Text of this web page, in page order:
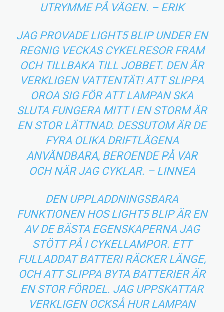
UTRYMME PÅ VÄGEN. – ERIK
JAG PROVADE LIGHT5 BLIP UNDER EN
REGNIG VECKAS CYKELRESOR FRAM
OCH TILLBAKA TILL JOBBET. DEN ÄR
VERKLIGEN VATTENTÄT! ATT SLIPPA
OROA SIG FÖR ATT LAMPAN SKA
SLUTA FUNGERA MITT I EN STORM ÄR
EN STOR LÄTTNAD. DESSUTOM ÄR DE
FYRA OLIKA DRIFTLÄGENA
ANVÄNDBARA, BEROENDE PÅ VAR
OCH NÄR JAG CYKLAR. – LINNEA
DEN UPPLADDNINGSBARA
FUNKTIONEN HOS LIGHT5 BLIP ÄR EN
AV DE BÄSTA EGENSKAPERNA JAG
STÖTT PÅ I CYKELLAMPOR. ETT
FULLADDAT BATTERI RÄCKER LÄNGE,
OCH ATT SLIPPA BYTA BATTERIER ÄR
EN STOR FÖRDEL. JAG UPPSKATTAR
VERKLIGEN OCKSÅ HUR LAMPAN